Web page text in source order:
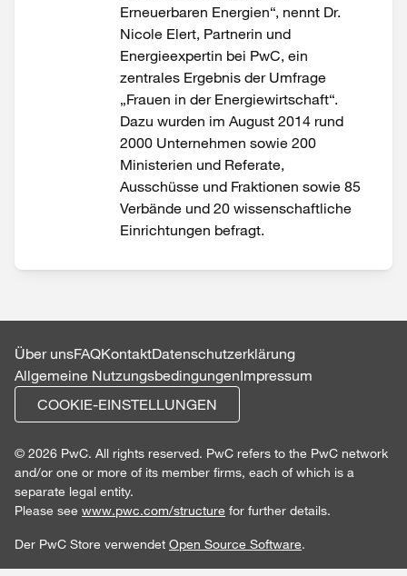
Erneuerbaren Energien“, nennt Dr.
Nicole Elert, Partnerin und
Energieexpertin bei PwC, ein
zentrales Ergebnis der Umfrage
„Frauen in der Energiewirtschaft“.
Dazu wurden im August 2014 rund
2000 Unternehmen sowie 200
Ministerien und Referate,
Ausschüsse und Fraktionen sowie 85
Verbände und 20 wissenschaftliche
Einrichtungen befragt.
Über unsFAQKontaktDatenschutzerklärung
Allgemeine NutzungsbedingungenImpressum
COOKIE-EINSTELLUNGEN
© 2026 PwC. All rights reserved. PwC refers to the PwC network
and/or one or more of its member firms, each of which is a
separate legal entity.
Please see www.pwc.com/structure for further details.
Der PwC Store verwendet Open Source Software.